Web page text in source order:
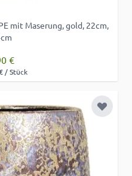
mit Maserung, gold, 22cm,
€
/ Stück
Zur